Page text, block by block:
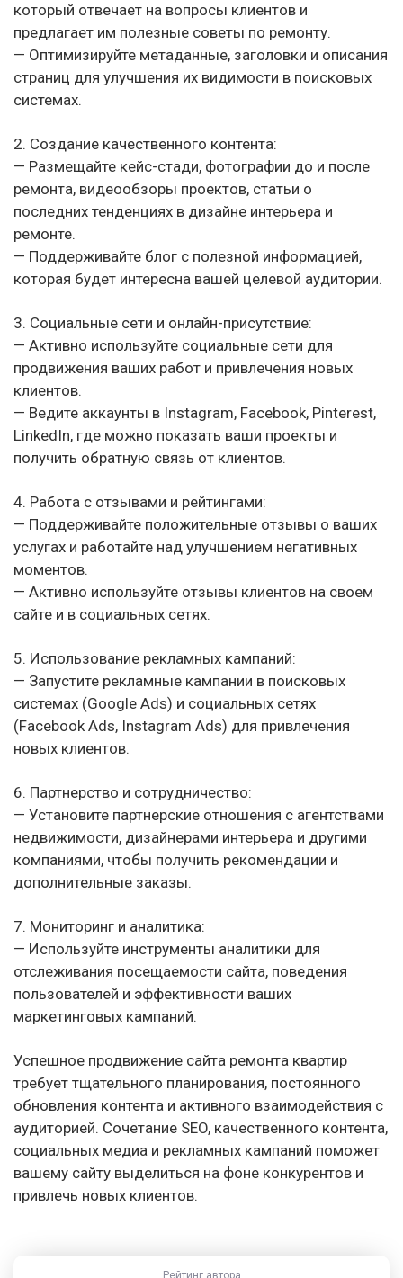
который отвечает на вопросы клиентов и
предлагает им полезные советы по ремонту.
— Оптимизируйте метаданные, заголовки и описания
страниц для улучшения их видимости в поисковых
системах.
2. Создание качественного контента:
— Размещайте кейс-стади, фотографии до и после
ремонта, видеообзоры проектов, статьи о
последних тенденциях в дизайне интерьера и
ремонте.
— Поддерживайте блог с полезной информацией,
которая будет интересна вашей целевой аудитории.
3. Социальные сети и онлайн-присутствие:
— Активно используйте социальные сети для
продвижения ваших работ и привлечения новых
клиентов.
— Ведите аккаунты в Instagram, Facebook, Pinterest,
LinkedIn, где можно показать ваши проекты и
получить обратную связь от клиентов.
4. Работа с отзывами и рейтингами:
— Поддерживайте положительные отзывы о ваших
услугах и работайте над улучшением негативных
моментов.
— Активно используйте отзывы клиентов на своем
сайте и в социальных сетях.
5. Использование рекламных кампаний:
— Запустите рекламные кампании в поисковых
системах (Google Ads) и социальных сетях
(Facebook Ads, Instagram Ads) для привлечения
новых клиентов.
6. Партнерство и сотрудничество:
— Установите партнерские отношения с агентствами
недвижимости, дизайнерами интерьера и другими
компаниями, чтобы получить рекомендации и
дополнительные заказы.
7. Мониторинг и аналитика:
— Используйте инструменты аналитики для
отслеживания посещаемости сайта, поведения
пользователей и эффективности ваших
маркетинговых кампаний.
Успешное продвижение сайта ремонта квартир
требует тщательного планирования, постоянного
обновления контента и активного взаимодействия с
аудиторией. Сочетание SEO, качественного контента,
социальных медиа и рекламных кампаний поможет
вашему сайту выделиться на фоне конкурентов и
привлечь новых клиентов.
Рейтинг автора